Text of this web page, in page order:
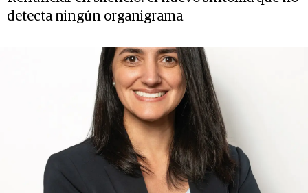
detecta ningún organigrama